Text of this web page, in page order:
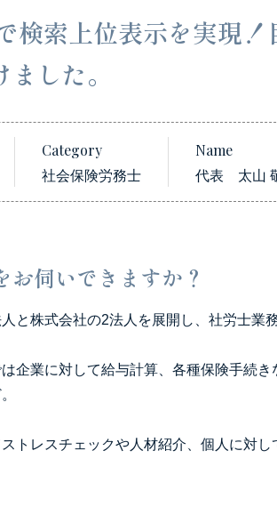
検索上位表示を実現
した。
Category
社会保険労務士
Name
代表 太山
お伺いできますか？
と株式会社の2法人を展開し、社労士業
企業に対して給与計算、各種保険手続
トレスチェックや人材紹介、個人に対